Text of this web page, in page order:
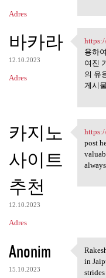
Adres
바카라
12.10.2023
Adres
용하
여진
의 유
게시
카지노
사이트
추천
12.10.2023
Adres
post
Anonim
15.10.2023
in